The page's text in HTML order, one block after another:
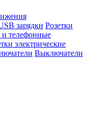
зарядки Розетки
и телефонные
электрические
Выключатели